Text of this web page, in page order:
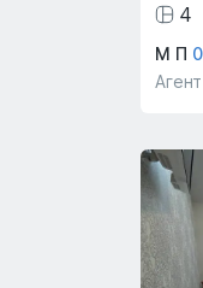
4
М П